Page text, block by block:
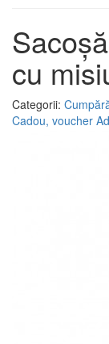
cu
Categorii:
Cadou, voucher